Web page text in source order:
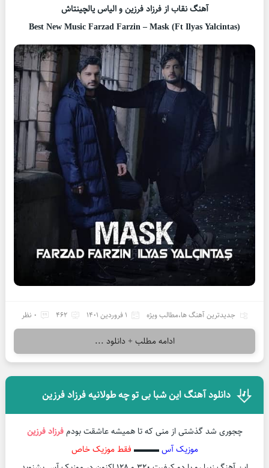
آهنگ نقاب از فرزاد فرزین و الیاس یالچینتاش
Best New Music Farzad Farzin – Mask (Ft Ilyas Yalcintas)
جدیدترین آهنگ ها،مطالب ویژه 1 فروردین 1401 462 0 نظر
ادامه مطلب + دانلود ...
دانلود آهنگ این شبا بی تو چه طولانیه فرزاد فرزین
چجوری شد گذشتی از منی که تا همیشه عاشقت بودمفرزاد فرزین
موزیک آس▬▬▬ فقط موزیک خاص